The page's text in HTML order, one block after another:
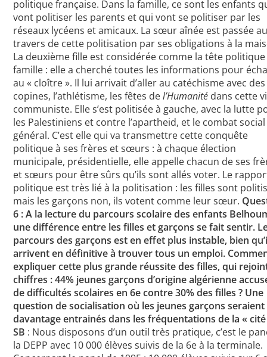
politique française. Dans la famille, ce sont les enfants
vont politiser les parents et qui vont se politiser par les
réseaux lycéens et amicaux. La sœur aînée est passée
travers de cette politisation par ses obligations à la
La deuxième fille est considérée comme la tête
famille : elle a cherché toutes les informations pour
au « cloître ». Il lui arrivait d’aller au catéchisme avec des
copines, l’athlétisme, les fêtes del’Humanité dans cette
communiste. Elle s’est politisée à gauche, avec la lutte
les Palestiniens et contre l’apartheid, et le combat
général. C’est elle qui va transmettre cette conquête
politique à ses frères et sœurs : à chaque élection
municipale, présidentielle, elle appelle chacun de ses
et sœurs pour être sûrs qu’ils sont allés voter. Le
politique est très lié à la politisation : les filles sont
mais les garçons non, ils votent comme leur sœur.
6 : A la lecture du parcours scolaire des enfants
une différence entre les filles et garçons se fait sentir.
parcours des garçons est en effet plus instable, bien
arrivent en définitive à trouver tous un emploi.
expliquer cette plus grande réussite des filles, qui
chiffres : 44% jeunes garçons d’origine algérienne
de difficultés scolaires en 6e contre 30% des filles ? Une
question de socialisation où les jeunes garçons seraient
davantage entrainés dans les fréquentations de la « cité
SB : Nous disposons d’un outil très pratique, c’est le
la DEPP avec 10 000 élèves suivis de la 6e à la terminale.